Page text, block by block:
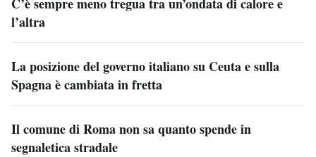
l’altra
La posizione del governo italiano su Ceuta e sulla
Spagna è cambiata in fretta
Il comune di Roma non sa quanto spende in
segnaletica stradale